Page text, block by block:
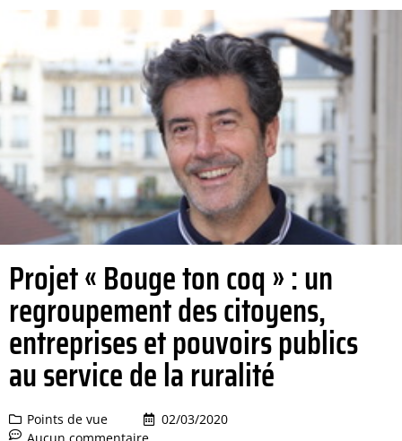
Projet « Bouge ton coq » : un
regroupement des citoyens,
entreprises et pouvoirs publics
au service de la ruralité
Points de vue
02/03/2020